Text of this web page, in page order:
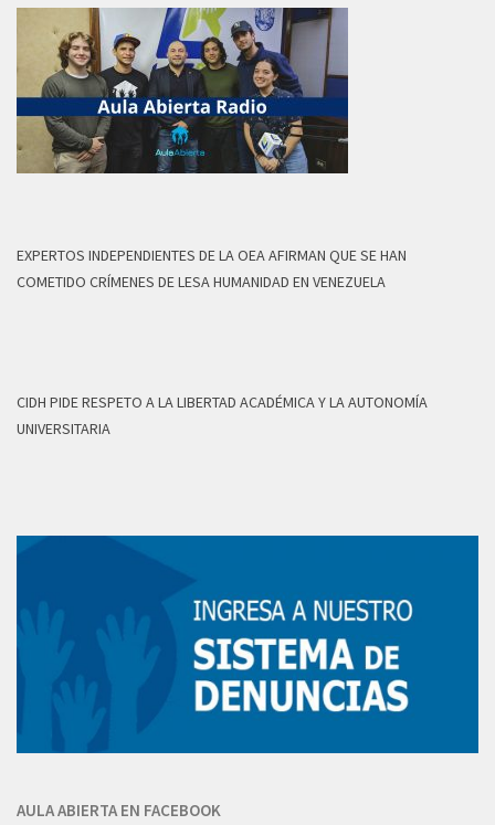
EXPERTOS INDEPENDIENTES DE LA OEA AFIRMAN QUE SE HAN
COMETIDO CRÍMENES DE LESA HUMANIDAD EN VENEZUELA
CIDH PIDE RESPETO A LA LIBERTAD ACADÉMICA Y LA AUTONOMÍA
UNIVERSITARIA
AULA ABIERTA EN FACEBOOK